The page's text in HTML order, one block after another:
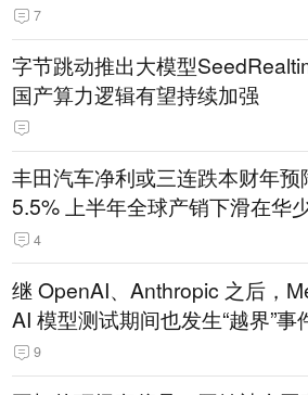
7
字节跳动推出大模型
国产算力逻辑有望持续加强
丰田汽车净利或三连跌本财年预
5.5% 上半年全球产销下滑在华
14.3万辆
4
继 OpenAI、Anthropic 之后，
AI 模型测试期间也发生“越界”事
9